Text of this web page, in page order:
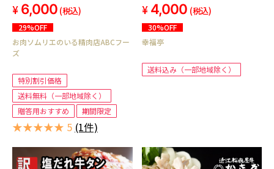
6,000 (税込)
29%OFF
お肉ソムリエのいる精肉店ABCフー
ズ
特別割引価格
送料無料（一部地域除く）
贈答用おすすめ
期間限定
★★★★★ 5 (1件)
(250g×3)
4,000 (税込)
30%OFF
幸福亭
送料込み（一部地域除く）